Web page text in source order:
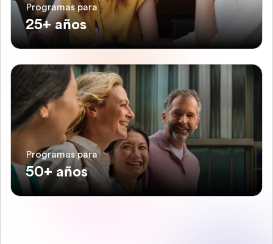
Programas para
25+ años
Programas para
50+ años